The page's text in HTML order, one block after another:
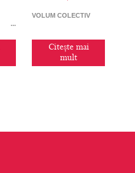
VOLUM COLECTIV
Citește mai
mult